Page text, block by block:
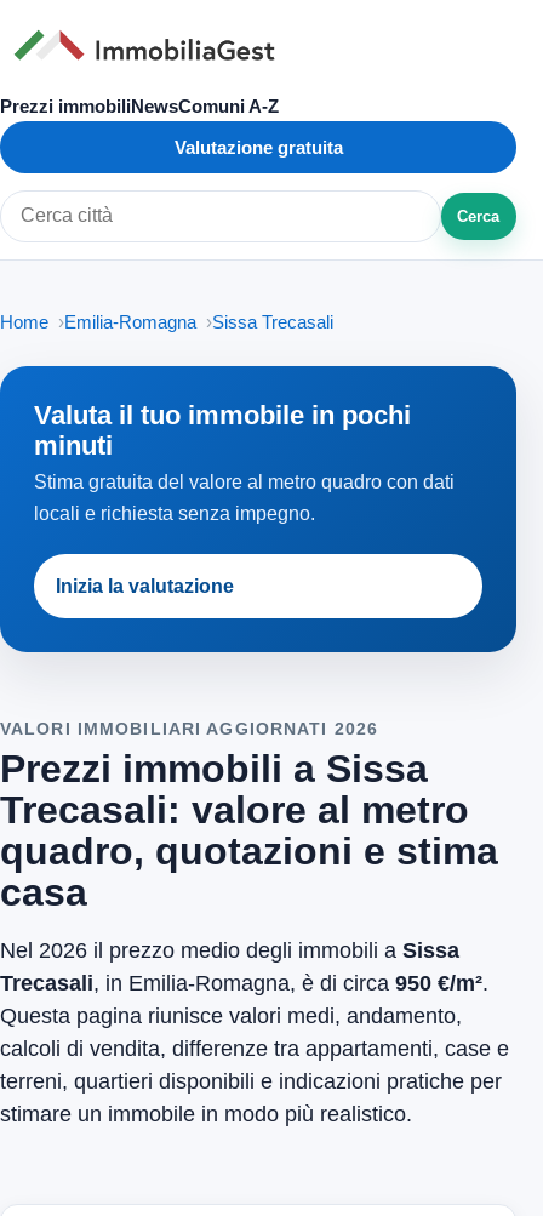
Prezzi immobiliNewsComuni A-Z
Valutazione gratuita
Cerca città o zona
Cerca
Home Emilia-Romagna Sissa Trecasali
Valuta il tuo immobile in pochi
minuti
Stima gratuita del valore al metro quadro con dati
locali e richiesta senza impegno.
Inizia la valutazione
VALORI IMMOBILIARI AGGIORNATI 2026
Prezzi immobili a Sissa
Trecasali: valore al metro
quadro, quotazioni e stima
casa
Nel 2026 il prezzo medio degli immobili a Sissa
Trecasali, in Emilia-Romagna, è di circa 950 €/m².
Questa pagina riunisce valori medi, andamento,
calcoli di vendita, differenze tra appartamenti, case e
terreni, quartieri disponibili e indicazioni pratiche per
stimare un immobile in modo più realistico.